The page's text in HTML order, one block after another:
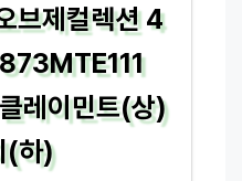
브제컬렉션 4
레이민트(상)
(하)